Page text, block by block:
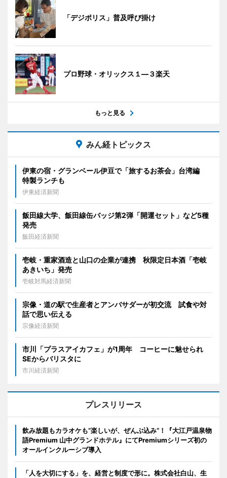
「デジポリス」普及呼び掛け
プロ野球・オリックス１―３楽天
もっと見る
みん経トピックス
伊東の宿・グランベール伊豆で「旅するお茶会」台湾編
特製ランチも
伊東経済新聞
飯田線大学、飯田線缶バッジ第2弾「開運セット」など5種
発売
飯田経済新聞
壱岐・重家酒造と山口の企業が連携 秋限定日本酒「壱岐
あきいち」発売
壱岐対馬経済新聞
宗像・道の駅で生産者とアンバサダーが初交流 試食や対
話で思い伝える
宗像経済新聞
市川「プラスアイカフェ」が1周年 コーヒーに魅せられ
SEからバリスタに
市川経済新聞
プレスリリース
飲み放題もカラオケも“楽しいが、ぜんぶ込み”！『大江戸温泉物
語Premium 山中グランドホテル』にてPremiumシリーズ初の
オールインクルーシブ導入
「人を大切にする」を、経営と制度で形に。株式会社白山、生